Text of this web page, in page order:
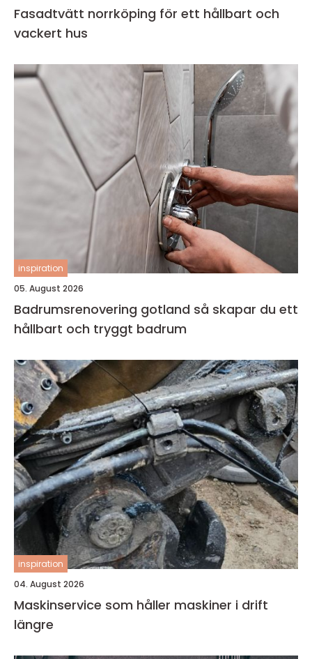
Fasadtvätt norrköping för ett hållbart och
vackert hus
inspiration
05. August 2026
Badrumsrenovering gotland så skapar du ett
hållbart och tryggt badrum
inspiration
04. August 2026
Maskinservice som håller maskiner i drift
längre